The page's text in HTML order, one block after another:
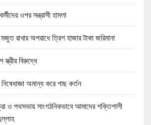
ওপর সন্ত্রাসী হামলা
রাখার অপরাধে ত্রিশ হাজার টাকা জরিমানা
বিরুদ্ধে
অমান্য করে গাছ কর্তন
ও পথসভায় সাংগঠনিকভাবে আমাদের শক্তিশালী